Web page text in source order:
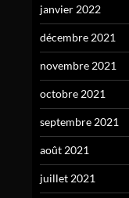
janvier 2022
décembre 2021
novembre 2021
octobre 2021
septembre 2021
août 2021
juillet 2021